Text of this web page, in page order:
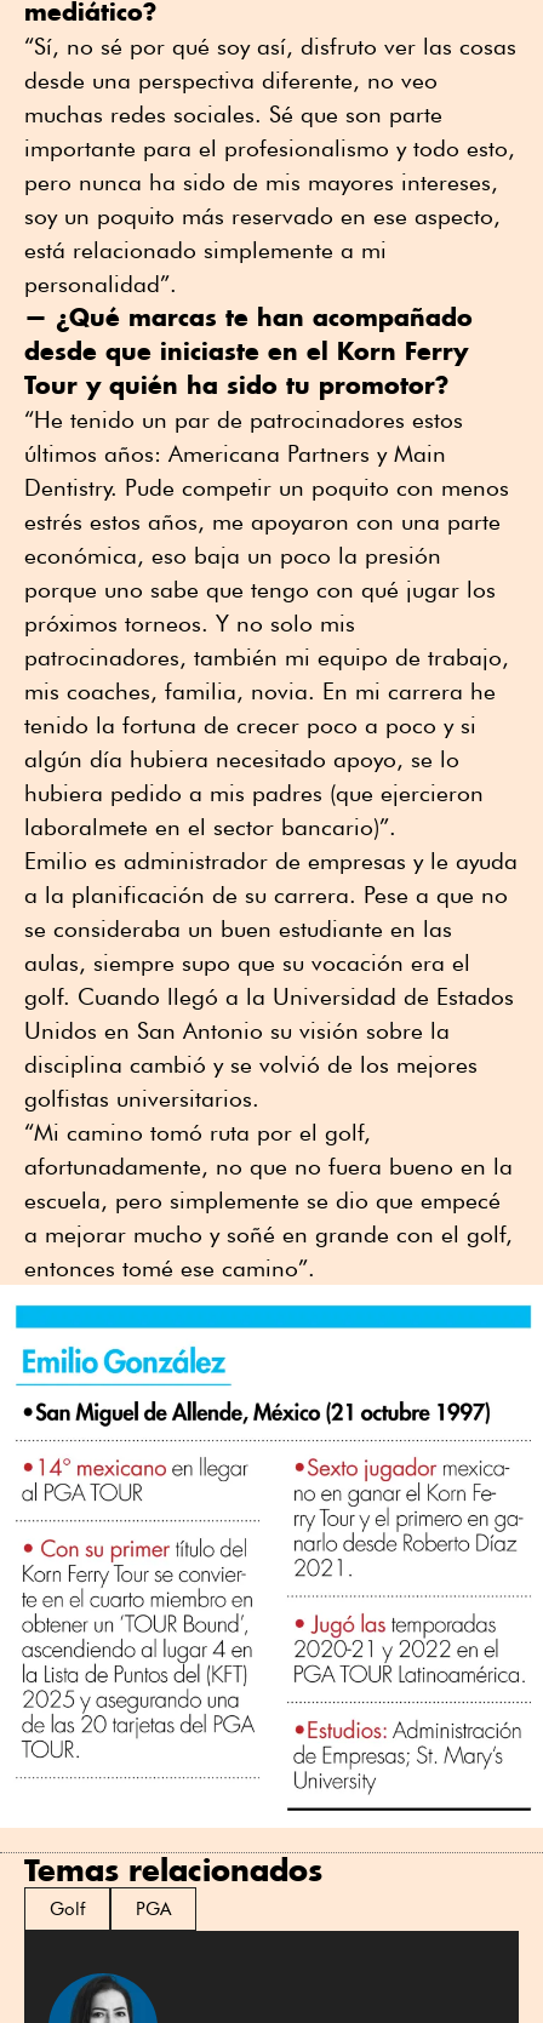
mediático?
“Sí, no sé por qué soy así, disfruto ver las cosas
desde una perspectiva diferente, no veo
muchas redes sociales. Sé que son parte
importante para el profesionalismo y todo esto,
pero nunca ha sido de mis mayores intereses,
soy un poquito más reservado en ese aspecto,
está relacionado simplemente a mi
personalidad”.
— ¿Qué marcas te han acompañado
desde que iniciaste en el Korn Ferry
Tour y quién ha sido tu promotor?
“He tenido un par de patrocinadores estos
últimos años: Americana Partners y Main
Dentistry. Pude competir un poquito con menos
estrés estos años, me apoyaron con una parte
económica, eso baja un poco la presión
porque uno sabe que tengo con qué jugar los
próximos torneos. Y no solo mis
patrocinadores, también mi equipo de trabajo,
mis coaches, familia, novia. En mi carrera he
tenido la fortuna de crecer poco a poco y si
algún día hubiera necesitado apoyo, se lo
hubiera pedido a mis padres (que ejercieron
laboralmete en el sector bancario)”.
Emilio es administrador de empresas y le ayuda
a la planificación de su carrera. Pese a que no
se consideraba un buen estudiante en las
aulas, siempre supo que su vocación era el
golf. Cuando llegó a la Universidad de Estados
Unidos en San Antonio su visión sobre la
disciplina cambió y se volvió de los mejores
golfistas universitarios.
“Mi camino tomó ruta por el golf,
afortunadamente, no que no fuera bueno en la
escuela, pero simplemente se dio que empecé
a mejorar mucho y soñé en grande con el golf,
entonces tomé ese camino”.
Temas relacionados
Golf PGA